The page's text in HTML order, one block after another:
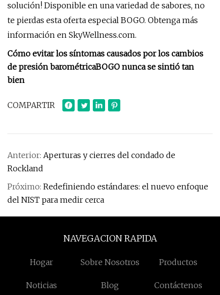
solución! Disponible en una variedad de sabores, no
te pierdas esta oferta especial BOGO. Obtenga más
información en SkyWellness.com.
Cómo evitar los síntomas causados ​​por los cambios
de presión barométricaBOGO nunca se sintió tan
bien
COMPARTIR
Anterior: Aperturas y cierres del condado de
Rockland
Próximo: Redefiniendo estándares: el nuevo enfoque
del NIST para medir cerca
NAVEGACION RAPIDA
Hogar Sobre Nosotros Productos
Noticias Blog Contáctenos